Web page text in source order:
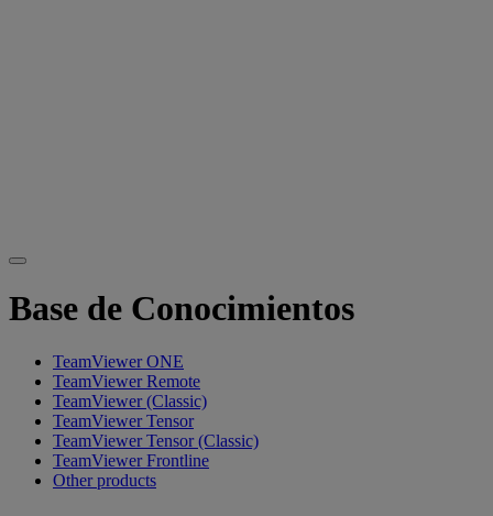
Base de Conocimientos
TeamViewer ONE
TeamViewer Remote
TeamViewer (Classic)
TeamViewer Tensor
TeamViewer Tensor (Classic)
TeamViewer Frontline
Other products